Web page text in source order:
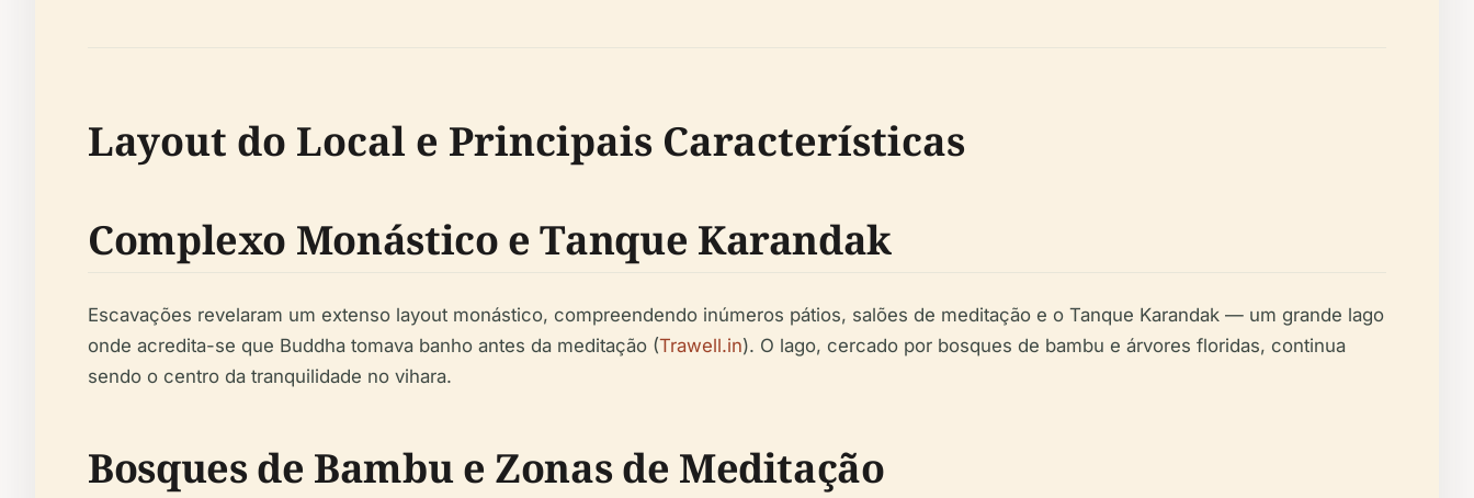
Layout do Local e Principais Características
Complexo Monástico e Tanque Karandak
Escavações revelaram um extenso layout monástico, compreendendo inúmeros pátios, salões de meditação e o Tanque Karandak — um grande lago
onde acredita-se que Buddha tomava banho antes da meditação (Trawell.in). O lago, cercado por bosques de bambu e árvores floridas, continua
sendo o centro da tranquilidade no vihara.
Bosques de Bambu e Zonas de Meditação